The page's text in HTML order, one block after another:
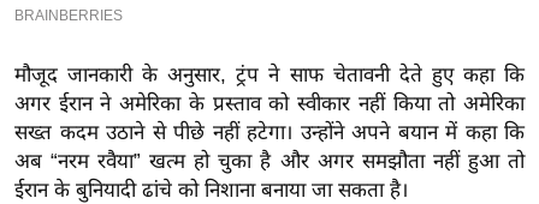
2
क्रा
इ
म
ई
मौजूद जानकारी के अनुसार, ट्रंप ने साफ चेतावनी देते हुए कहा कि
अगर ईरान ने अमेरिका के प्रस्ताव को स्वीकार नहीं किया तो अमेरिका
सख्त कदम उठाने से पीछे नहीं हटेगा। उन्होंने अपने बयान में कहा कि
अब “नरम रवैया” खत्म हो चुका है और अगर समझौता नहीं हुआ तो
ईरान के बुनियादी ढांचे को निशाना बनाया जा सकता है।